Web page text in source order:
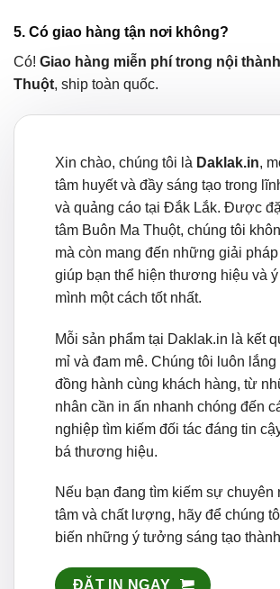
5. Có giao hàng tận nơi không?
Có! Giao hàng miễn phí trong nội
Thuột, ship toàn quốc.
Xin chào, chúng tôi là Daklak.in,
tâm huyết và đầy sáng tạo trong
và quảng cáo tại Đắk Lắk. Được
tâm Buôn Ma Thuột, chúng tôi
mà còn mang đến những giải
giúp bạn thể hiện thương hiệu và
mình một cách tốt nhất.
Mỗi sản phẩm tại Daklak.in là kết
mỉ và đam mê. Chúng tôi luôn lắng
đồng hành cùng khách hàng, từ
nhân cần in ấn nhanh chóng đến
nghiệp tìm kiếm đối tác đáng tin
bá thương hiệu.
Nếu bạn đang tìm kiếm sự chuyên
tâm và chất lượng, hãy để chúng
biến những ý tưởng sáng tạo
ĐẶT IN NGAY